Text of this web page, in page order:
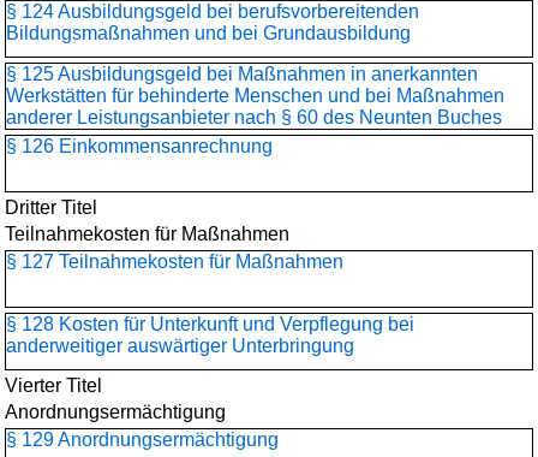
§ 124 Ausbildungsgeld bei berufsvorbereitenden
Bildungsmaßnahmen und bei Grundausbildung
§ 125 Ausbildungsgeld bei Maßnahmen in anerkannten
Werkstätten für behinderte Menschen und bei Maßnahmen
anderer Leistungsanbieter nach § 60 des Neunten Buches
§ 126 Einkommensanrechnung
Dritter Titel
Teilnahmekosten für Maßnahmen
§ 127 Teilnahmekosten für Maßnahmen
§ 128 Kosten für Unterkunft und Verpflegung bei
anderweitiger auswärtiger Unterbringung
Vierter Titel
Anordnungsermächtigung
§ 129 Anordnungsermächtigung